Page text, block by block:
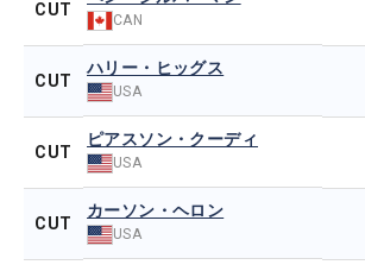
CUT
CAN
CUT
ハリー・ヒッグス
USA
CUT
ピアスソン・クーディ
USA
CUT
カーソン・ヘロン
USA